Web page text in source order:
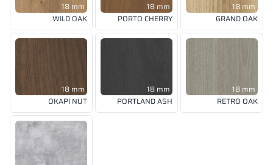
18 mm
WILD OAK
18 mm
PORTO CHERRY
18 mm
GRAND OAK
18 mm
OKAPI NUT
18 mm
PORTLAND ASH
18 mm
RETRO OAK